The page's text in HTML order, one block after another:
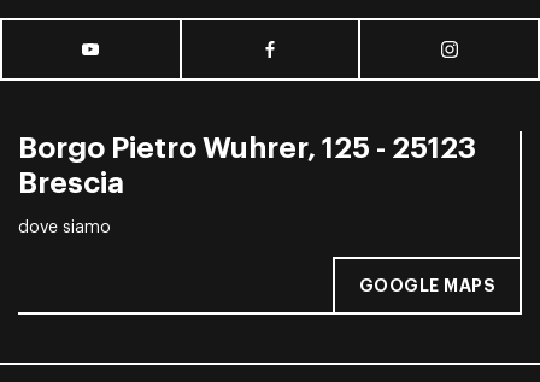
Borgo Pietro Wuhrer, 125 - 25123
Brescia
dove siamo
GOOGLE MAPS